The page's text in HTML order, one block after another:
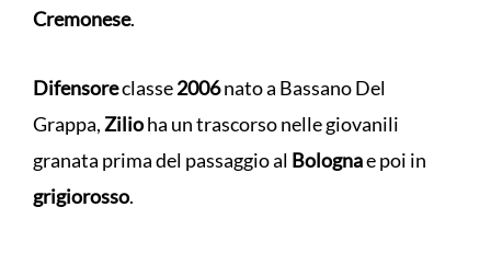
Cremonese.
Difensoreclasse2006nato a Bassano Del
Grappa,Zilioha un trascorso nelle giovanili
granata prima del passaggio al Bolognae poi in
grigiorosso.